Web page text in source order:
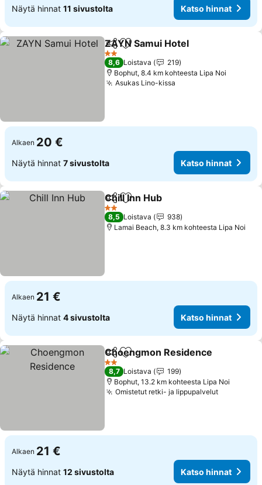
Näytä hinnat 11 sivustolta Katso hinnat
Jaa Lisää suosikkeihin
ZAYN Samui Hotel
2 Tähtiluokitus
8,6 Loistava
219
Bophut, 8.4 km kohteesta Lipa Noi
Asukas Lino-kissa
Alkaen 20 €
Näytä hinnat 7 sivustolta Katso hinnat
Jaa Lisää suosikkeihin
Chill Inn Hub
2 Tähtiluokitus
8,5 Loistava
938
Lamai Beach, 8.3 km kohteesta Lipa Noi
Alkaen 21 €
Näytä hinnat 4 sivustolta Katso hinnat
Jaa Lisää suosikkeihin
Choengmon Residence
2 Tähtiluokitus
8,7 Loistava
199
Bophut, 13.2 km kohteesta Lipa Noi
Omistetut retki- ja lippupalvelutKatso
Alkaen 21 €
Näytä hinnat 12 sivustolta Katso hinnat